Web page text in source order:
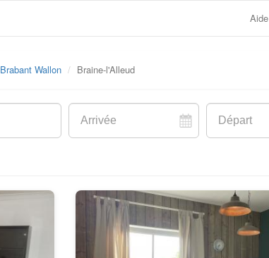
Aide
Brabant Wallon Braine-l'Alleud